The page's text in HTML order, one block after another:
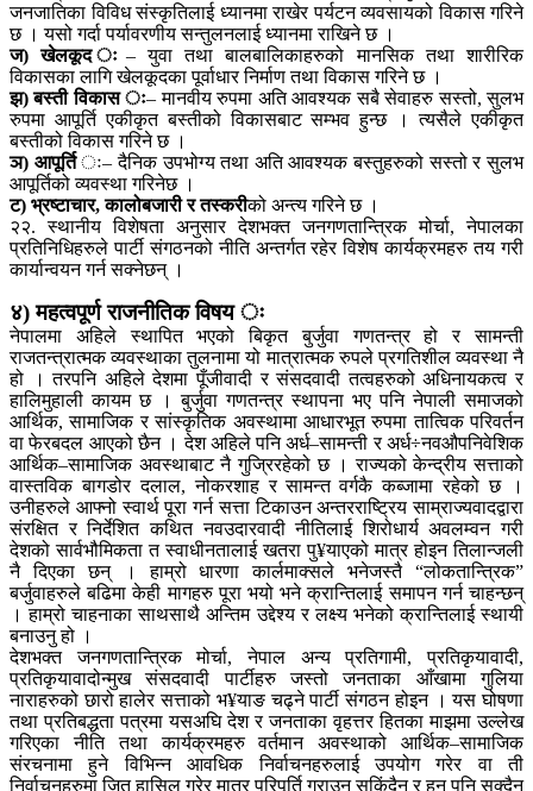
जनजातिका विविध संस्कृतिलाई ध्यानमा राखेर पर्यटन व्यवसायको विकास गरिने
छ । यसो गर्दा पर्यावरणीय सन्तुलनलाई ध्यानमा राखिने छ ।
ज) खेलकूद ः – युवा तथा बालबालिकाहरुको मानसिक तथा शारीरिक
विकासका लागि खेलकूदका पूर्वाधार निर्माण तथा विकास गरिने छ ।
झ) बस्ती विकास ः– मानवीय रुपमा अति आवश्यक सबै सेवाहरु सस्तो, सुलभ
रुपमा आपूर्ति एकीकृत बस्तीको विकासबाट सम्भव हुन्छ । त्यसैले एकीकृत
बस्तीको विकास गरिने छ ।
ञ) आपूर्तिः– दैनिक उपभोग्य तथा अति आवश्यक बस्तुहरुको सस्तो र सुलभ
आपूर्तिको व्यवस्था गरिनेछ ।
ट) भ्रष्टाचार, कालोबजारी र तस्करीको अन्त्य गरिने छ ।
२२. स्थानीय विशेषता अनुसार देशभक्त जनगणतान्त्रिक मोर्चा, नेपालका
प्रतिनिधिहरुले पार्टी संगठनको नीति अन्तर्गत रहेर विशेष कार्यक्रमहरु तय गरी
कार्यान्वयन गर्न सक्नेछन् ।
४) महत्वपूर्ण राजनीतिक विषय ः
नेपालमा अहिले स्थापित भएको बिकृत बुर्जुवा गणतन्त्र हो र सामन्ती
राजतन्त्रात्मक व्यवस्थाका तुलनामा यो मात्रात्मक रुपले प्रगतिशील व्यवस्था नै
हो । तरपनि अहिले देशमा पूँजीवादी र संसदवादी तत्वहरुको अधिनायकत्व र
हालिमुहाली कायम छ । बुर्जुवा गणतन्त्र स्थापना भए पनि नेपाली समाजको
आर्थिक, सामाजिक र सांस्कृतिक अवस्थामा आधारभूत रुपमा तात्विक परिवर्तन
वा फेरबदल आएको छैन । देश अहिले पनि अर्ध–सामन्ती र अर्ध÷नवऔपनिवेशिक
आर्थिक–सामाजिक अवस्थाबाट नै गुज्रिरहेको छ । राज्यको केन्द्रीय सत्ताको
वास्तविक बागडोर दलाल, नोकरशाह र सामन्त वर्गकै कब्जामा रहेको छ ।
उनीहरुले आफ्नो स्वार्थ पूरा गर्न सत्ता टिकाउन अन्तरराष्ट्रिय साम्राज्यवादद्वारा
संरक्षित र निर्देशित कथित नवउदारवादी नीतिलाई शिरोधार्य अवलम्वन गरी
देशको सार्वभौमिकता त स्वाधीनतालाई खतरा पु¥याएको मात्र होइन तिलान्जली
नै दिएका छन् । हाम्रो धारणा कार्लमाक्सले भनेजस्तै “लोकतान्त्रिक”
बर्जुवाहरुले बढिमा केही मागहरु पूरा भयो भने क्रान्तिलाई समापन गर्न चाहन्छन्
। हाम्रो चाहनाका साथसाथै अन्तिम उद्देश्य र लक्ष्य भनेको क्रान्तिलाई स्थायी
बनाउनु हो ।
देशभक्त जनगणतान्त्रिक मोर्चा, नेपाल अन्य प्रतिगामी, प्रतिकृयावादी,
प्रतिकृयावादोन्मुख संसदवादी पार्टीहरु जस्तो जनताका आँखामा गुलिया
नाराहरुको छारो हालेर सत्ताको भ¥याङ चढ्ने पार्टी संगठन होइन । यस घोषणा
तथा प्रतिबद्धता पत्रमा यसअघि देश र जनताका वृहत्तर हितका माझमा उल्लेख
गरिएका नीति तथा कार्यक्रमहरु वर्तमान अवस्थाको आर्थिक–सामाजिक
संरचनामा हुने विभिन्न आवधिक निर्वाचनहरुलाई उपयोग गरेर वा ती
निर्वाचनहरुमा जित हासिल गरेर मात्र परिपूर्ति गराउन सकिंदैन र हुन पनि सक्दैन